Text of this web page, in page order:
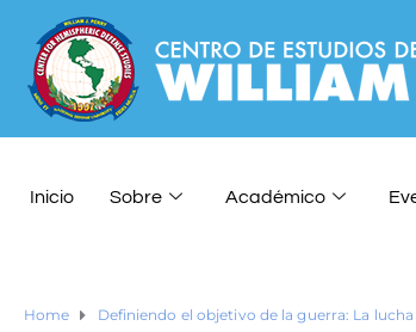
Inicio Sobre Académico
Home Definiendo el objetivo de la guerra: La